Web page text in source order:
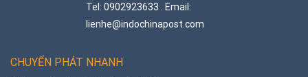
Tel: 0902923633 . Email:
lienhe@indochinapost.com
CHUYỂN PHÁT NHANH